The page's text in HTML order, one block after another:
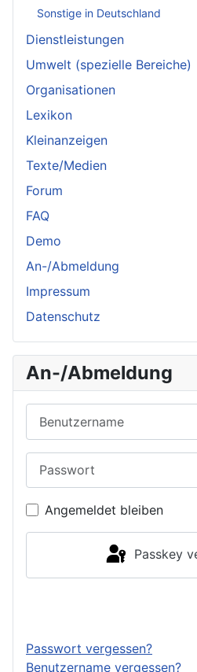
Sonstige in Deutschland
Dienstleistungen
Umwelt (spezielle Bereiche)
Organisationen
Lexikon
Kleinanzeigen
Texte/Medien
Forum
FAQ
Demo
An-/Abmeldung
Impressum
Datenschutz
An-/Abmeldung
Angemeldet bleiben
Passkey
Passwort vergessen?
Benutzername vergessen?